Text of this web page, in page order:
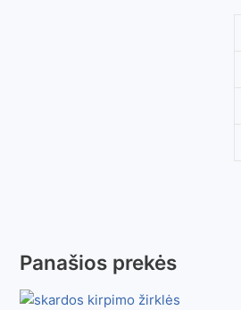
Panašios prekės